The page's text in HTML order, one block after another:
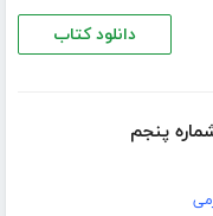
دانلود کتاب